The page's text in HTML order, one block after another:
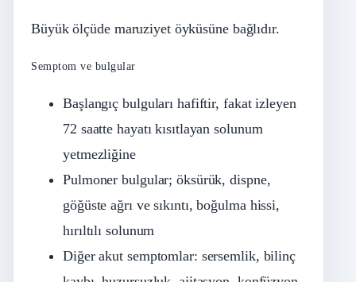
Büyük ölçüde maruziyet öyküsüne bağlıdır.
Semptom ve bulgular
Başlangıç bulguları hafiftir, fakat izleyen
72 saatte hayatı kısıtlayan solunum
yetmezliğine
Pulmoner bulgular; öksürük, dispne,
göğüste ağrı ve sıkıntı, boğulma hissi,
hırıltılı solunum
Diğer akut semptomlar: sersemlik, bilinç